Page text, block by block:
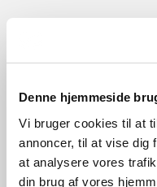
Denne hjemmeside
Vi bruger cookies til at
annoncer, til at vise dig
at analysere vores
din brug af vores
Dimbar?
Fargetemperatur (K)
2700
Lysstyrke (Lumen)
345.0
IP-grad